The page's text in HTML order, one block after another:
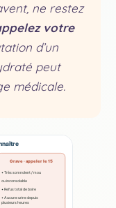
ne restez
votre
d’un
peut
médicale.
Grave · appeler le 15
• Très somnolent / mou
ou inconsolable
• Refus total de boire
• Aucune urine depuis
plusieurs heures